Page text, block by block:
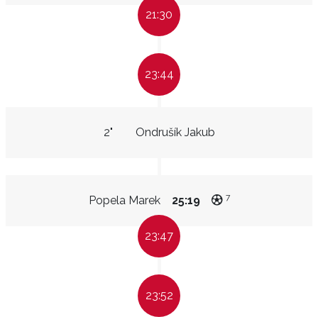
21:30
23:44
Ondrušík Jakub
2"
Popela Marek 25:19 7
23:47
23:52